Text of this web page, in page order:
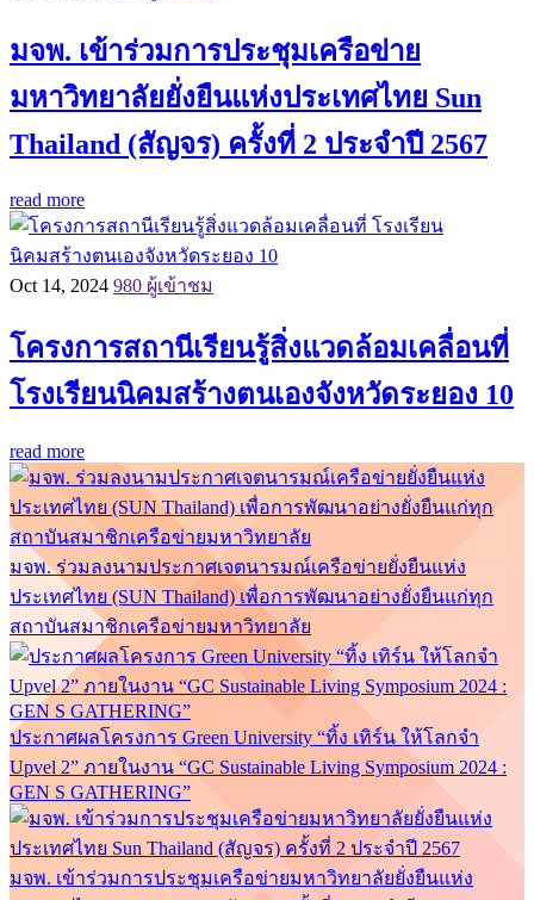
มจพ. เข้าร่วมการประชุมเครือข่าย
มหาวิทยาลัยยั่งยืนแห่งประเทศไทย Sun
Thailand (สัญจร) ครั้งที่ 2 ประจำปี 2567
read more
Oct 14, 2024 980 ผู้เข้าชม
โครงการสถานีเรียนรู้สิ่งแวดล้อมเคลื่อนที่
โรงเรียนนิคมสร้างตนเองจังหวัดระยอง 10
read more
มจพ. ร่วมลงนามประกาศเจตนารมณ์เครือข่ายยั่งยืนแห่ง
ประเทศไทย (SUN Thailand) เพื่อการพัฒนาอย่างยั่งยืนแก่ทุก
สถาบันสมาชิกเครือข่ายมหาวิทยาลัย
ประกาศผลโครงการ Green University “ทิ้ง เทิร์น ให้โลกจำ
Upvel 2” ภายในงาน “GC Sustainable Living Symposium 2024 :
GEN S GATHERING”
มจพ. เข้าร่วมการประชุมเครือข่ายมหาวิทยาลัยยั่งยืนแห่ง